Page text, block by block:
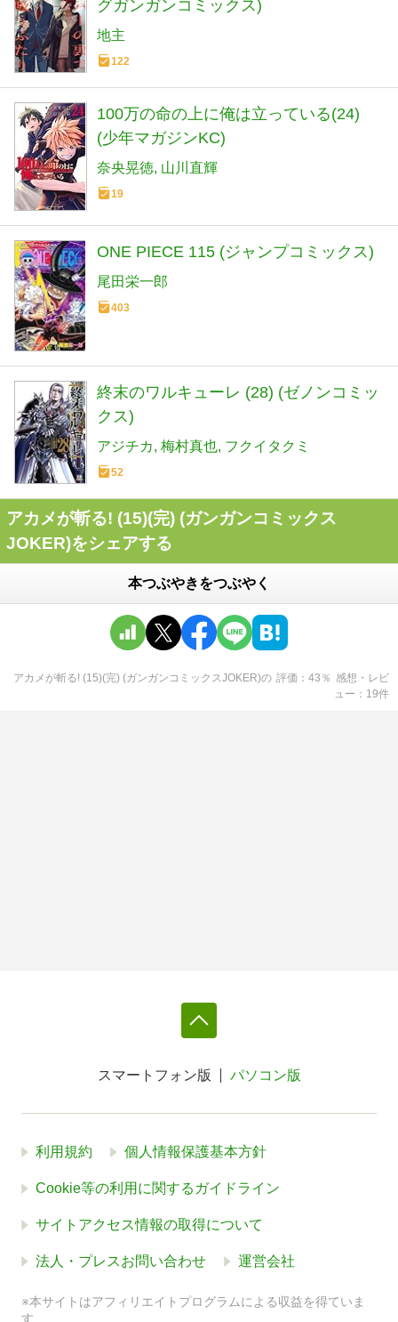
グガンガンコミックス)
地主
122
100万の命の上に俺は立っている(24)
(少年マガジンKC)
奈央晃徳 山川直輝
19
ONE PIECE 115 (ジャンプコミックス)
尾田栄一郎
403
終末のワルキューレ (28) (ゼノンコミッ
クス)
アジチカ 梅村真也 フクイタクミ
52
アカメが斬る! (15)(完) (ガンガンコミックス
JOKER)をシェアする
本つぶやきをつぶやく
アカメが斬る! (15)(完) (ガンガンコミックスJOKER)の 評価 43 ％ 感想・レビ
ュー
19件
スマートフォン版 パソコン版
利用規約 個人情報保護基本方針
Cookie等の利用に関するガイドライン
サイトアクセス情報の取得について
法人・プレスお問い合わせ 運営会社
※本サイトはアフィリエイトプログラムによる収益を得ていま
す